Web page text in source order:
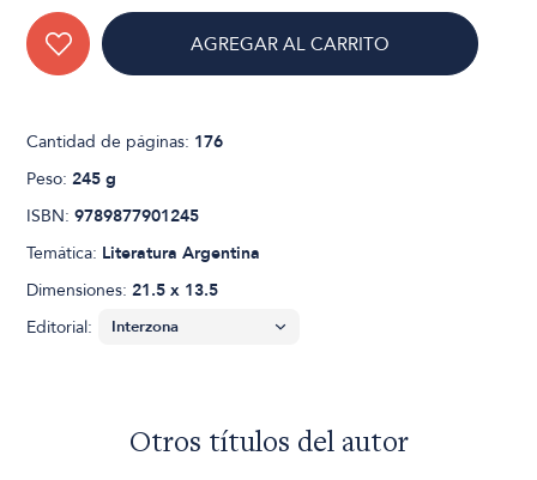
AGREGAR AL CARRITO
Cantidad de páginas: 176
Peso:245 g
ISBN:9789877901245
Temática: Literatura Argentina
Dimensiones:21.5 x 13.5
Editorial:
Otros títulos del autor